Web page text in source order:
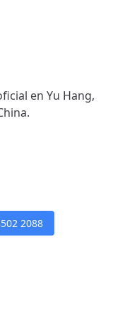
en Yu Hang,
2088